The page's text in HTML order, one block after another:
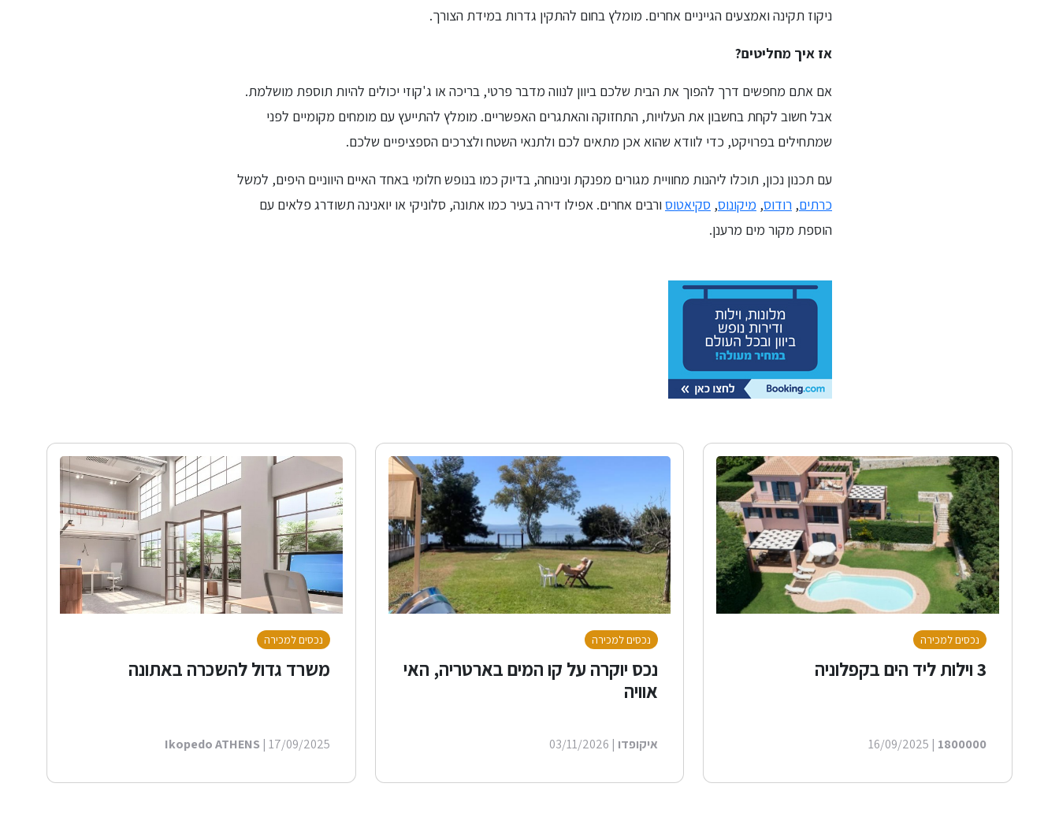
ניקוז תקינה ואמצעים הגייניים אחרים. מומלץ בחום להתקין גדרות במידת הצורך.
אז איך מחליטים?
אם אתם מחפשים דרך להפוך את הבית שלכם ביוון לנווה מדבר פרטי, בריכה או ג'קוזי יכולים להיות תוספת מושלמת.
אבל חשוב לקחת בחשבון את העלויות, התחזוקה והאתגרים האפשריים. מומלץ להתייעץ עם מומחים מקומיים לפני
שמתחילים בפרויקט, כדי לוודא שהוא אכן מתאים לכם ולתנאי השטח ולצרכים הספציפיים שלכם.
עם תכנון נכון, תוכלו ליהנות מחוויית מגורים מפנקת ונינוחה, בדיוק כמו בנופש חלומי באחד האיים היווניים היפים, למשל
כרתים, רודוס, מיקונוס, סקיאטוסורבים אחרים. אפילו דירה בעיר כמו אתונה, סלוניקי או יואנינה תשודרג פלאים עם
הוספת מקור מים מרענן.
נכסים למכירה
3 וילות ליד הים בקפלוניה
1800000
| 16/09/2025
נכסים למכירה
נכס יוקרה על קו המים בארטריה, האי
אוויה
איקופדו | 03/11/2026
נכסים למכירה
משרד גדול להשכרה באתונה
Ikopedo ATHENS | 17/09/2025